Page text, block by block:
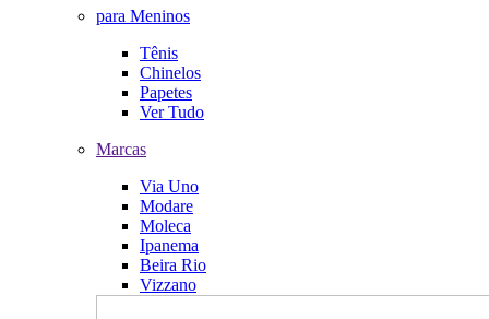
para Meninos
Tênis
Chinelos
Papetes
Ver Tudo
Marcas
Via Uno
Modare
Moleca
Ipanema
Beira Rio
Vizzano